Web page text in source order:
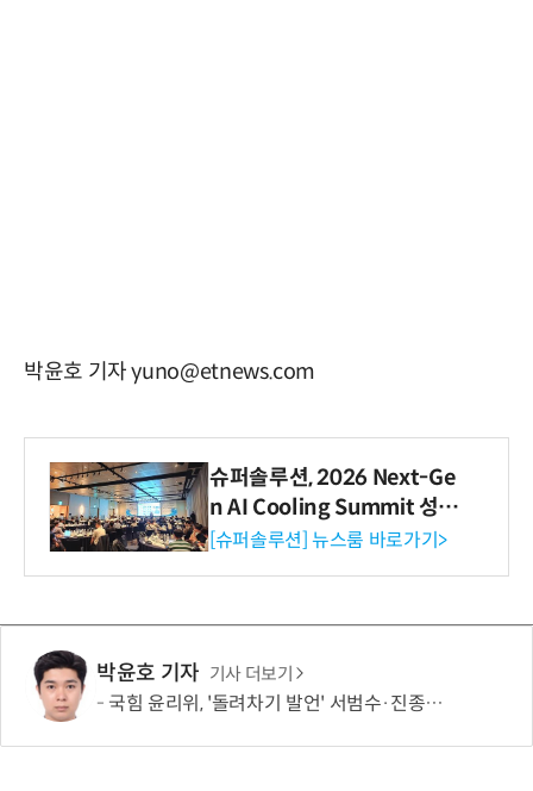
박윤호 기자 yuno@etnews.com
슈퍼솔루션, 2026 Next-Ge
n AI Cooling Summit 성황
리 성료
[슈퍼솔루션] 뉴스룸 바로가기>
박윤호 기자 기사 더보기
국힘 윤리위, '돌려차기 발언' 서범수·진종오 징계 절차 개시